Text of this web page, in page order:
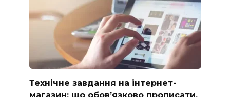
Технічне завдання на інтернет-